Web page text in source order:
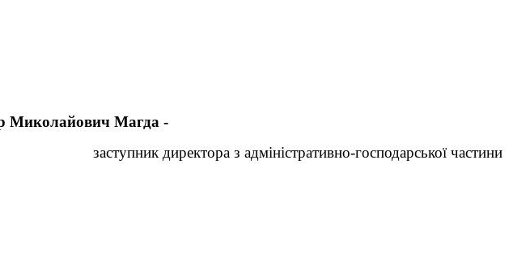
Миколайович Магда -
заступник директора з адміністративно-господарської частини